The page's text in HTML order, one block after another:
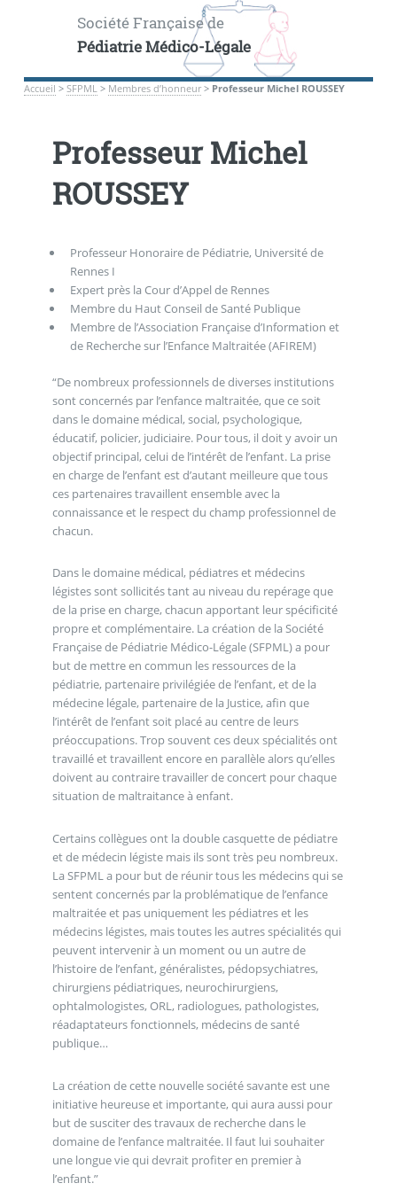
Société Française de
Pédiatrie Médico-Légale
Accueil > SFPML> Membres d’honneur> Professeur Michel ROUSSEY
Professeur Michel
ROUSSEY
Professeur Honoraire de Pédiatrie, Université de
Rennes I
Expert près la Cour d’Appel de Rennes
Membre du Haut Conseil de Santé Publique
Membre de l’Association Française d’Information et
de Recherche sur l’Enfance Maltraitée (AFIREM)
“De nombreux professionnels de diverses institutions
sont concernés par l’enfance maltraitée, que ce soit
dans le domaine médical, social, psychologique,
éducatif, policier, judiciaire. Pour tous, il doit y avoir un
objectif principal, celui de l’intérêt de l’enfant. La prise
en charge de l’enfant est d’autant meilleure que tous
ces partenaires travaillent ensemble avec la
connaissance et le respect du champ professionnel de
chacun.
Dans le domaine médical, pédiatres et médecins
légistes sont sollicités tant au niveau du repérage que
de la prise en charge, chacun apportant leur spécificité
propre et complémentaire. La création de la Société
Française de Pédiatrie Médico-Légale (SFPML) a pour
but de mettre en commun les ressources de la
pédiatrie, partenaire privilégiée de l’enfant, et de la
médecine légale, partenaire de la Justice, afin que
l’intérêt de l’enfant soit placé au centre de leurs
préoccupations. Trop souvent ces deux spécialités ont
travaillé et travaillent encore en parallèle alors qu’elles
doivent au contraire travailler de concert pour chaque
situation de maltraitance à enfant.
Certains collègues ont la double casquette de pédiatre
et de médecin légiste mais ils sont très peu nombreux.
La SFPML a pour but de réunir tous les médecins qui se
sentent concernés par la problématique de l’enfance
maltraitée et pas uniquement les pédiatres et les
médecins légistes, mais toutes les autres spécialités qui
peuvent intervenir à un moment ou un autre de
l’histoire de l’enfant, généralistes, pédopsychiatres,
chirurgiens pédiatriques, neurochirurgiens,
ophtalmologistes, ORL, radiologues, pathologistes,
réadaptateurs fonctionnels, médecins de santé
publique…
La création de cette nouvelle société savante est une
initiative heureuse et importante, qui aura aussi pour
but de susciter des travaux de recherche dans le
domaine de l’enfance maltraitée. Il faut lui souhaiter
une longue vie qui devrait profiter en premier à
l’enfant.”